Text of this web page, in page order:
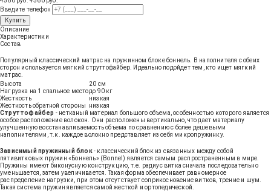
Введите телефон
Купить
Описание
Характеристики
Состав
Популярный классический матрас на пружинном блоке боннель. В наполнителя с обеих
сторон используется мягкий струттофайбер. Идеально подойдет тем, кто ищет мягкий
матрас.
Высота
20 см
Нагрузка на 1 спальное местодо 90 кг
Жесткость
низкая
Жесткость обратной стороны
низкая
Струттофайбер - нетканый материал большого объема, особенностью которого является
особое расположение волокон. Они расположены вертикально, что дает материалу
улучшенную восстанавливаемость объема по сравнению с более дешевыми
наполнителями, т.к. каждое волокно представляет из себя микропружинку.
Зависимый пружинный блок- классический блок из связанных между собой
пятивитковых пружин «Боннель» (Bonnel) является самым распространенным в мире.
Пружины имеют биконусную конструкцию, т.е. радиус витка сначала последовательно
уменьшается, затем увеличивается. Такая форма обеспечивает равномерное
распределение нагрузки, при этом отсутствует соприкосновение витков, трение и шум.
Такая система пружин является самой жесткой и ортопедической.